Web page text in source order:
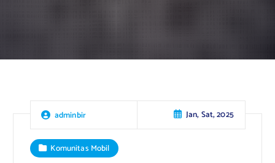
adminbir Jan, Sat, 2025
Komunitas Mobil